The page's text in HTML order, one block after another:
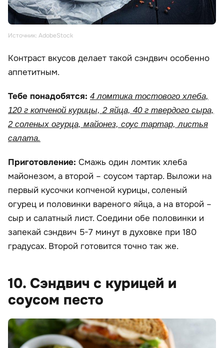
Источник: AdobeStock
Контраст вкусов делает такой сэндвич особенно
аппетитным.
Тебе понадобятся: 4 ломтика тостового хлеба,
120 г копченой курицы, 2 яйца, 40 г твердого сыра,
2 соленых огурца, майонез, соус тартар, листья
салата.
Приготовление: Смажь один ломтик хлеба
майонезом, а второй – соусом тартар. Выложи на
первый кусочки копченой курицы, соленый
огурец и половинки вареного яйца, а на второй –
сыр и салатный лист. Соедини обе половинки и
запекай сэндвич 5-7 минут в духовке при 180
градусах. Второй готовится точно так же.
10. Сэндвич с курицей и
соусом песто